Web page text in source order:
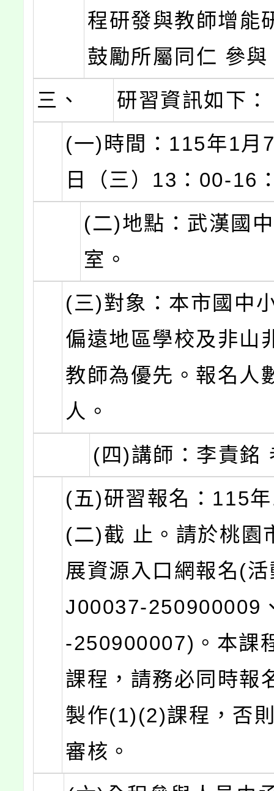
程研發與教師增能
鼓勵所屬同仁 參與
三、
研習資訊如下：
(一)時間：115年1月
日（三）13：00-16
(二)地點：武漢國
室。
(三)對象：本市國中
偏遠地區學校及非山
教師為優先。報名人
人。
(四)講師：李責銘
(五)研習報名：115
(二)截 止。請於桃園
展資源入口網報名(
J00037-250900009
-250900007)。本課
課程，請務必同時報
製作(1)(2)課程，否
審核。